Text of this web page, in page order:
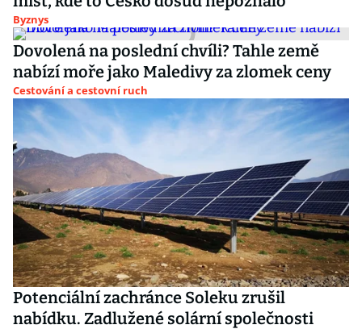
Byznys
Dovolená na poslední chvíli? Tahle země
nabízí moře jako Maledivy za zlomek ceny
Cestování a cestovní ruch
Potenciální zachránce Soleku zrušil
nabídku. Zadlužené solární společnosti